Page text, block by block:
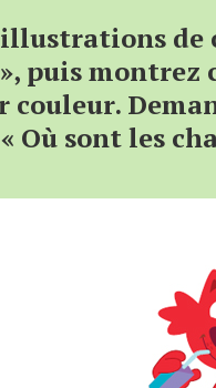
de
puis montrez
« Où sont les